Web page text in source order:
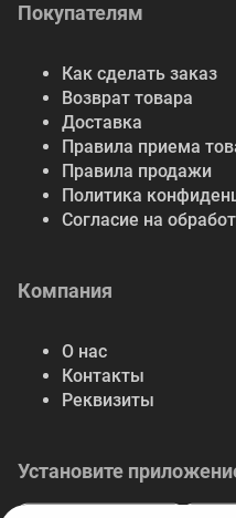
Покупателям
Как сделать заказ
Возврат товара
Доставка
Правила приема
Правила продажи
Политика
Согласие на
Компания
О нас
Контакты
Реквизиты
Установите